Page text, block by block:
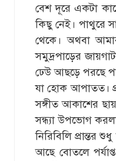
বেশ দূরে একটা
কিছু নেই। পাথুরে
থেকে। অথবা
সমুদ্রপাড়ের
ঢেউ আছড়ে পরছে
যা হোক আপাতত।
সঙ্গীত আকাশের
সন্ধ্যা উপভোগ
নিরিবিলি প্রান্তর
আছে বোতলে